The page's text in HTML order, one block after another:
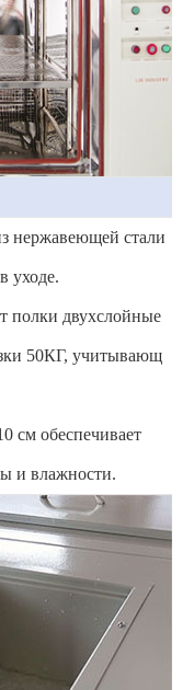
нержавеющей стали
уходе.
полки двухслойные
50КГ, учитывающ
см обеспечивает
и влажности.